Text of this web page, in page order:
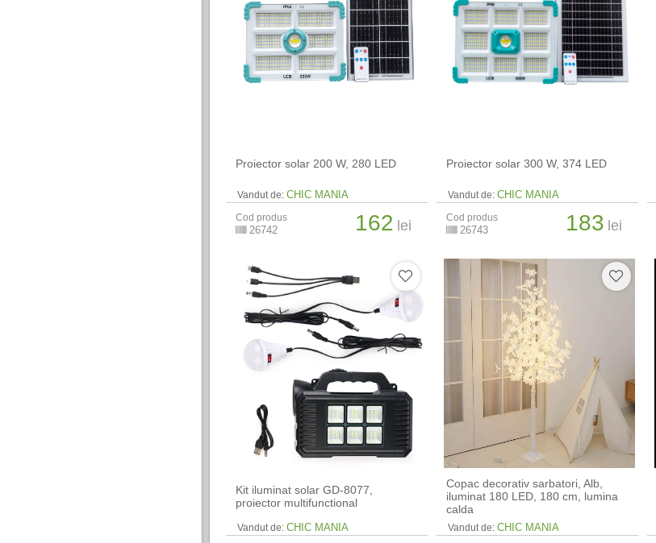
Proiector solar 200 W, 280 LED
Vandut de: CHIC MANIA
Cod produs
26742 162 lei
Proiector solar 300 W, 374 LED
Vandut de: CHIC MANIA
Cod produs
26743 183 lei
Kit iluminat solar GD-8077,
proiector multifunctional
Vandut de: CHIC MANIA
Copac decorativ sarbatori, Alb,
iluminat 180 LED, 180 cm, lumina
calda
Vandut de: CHIC MANIA